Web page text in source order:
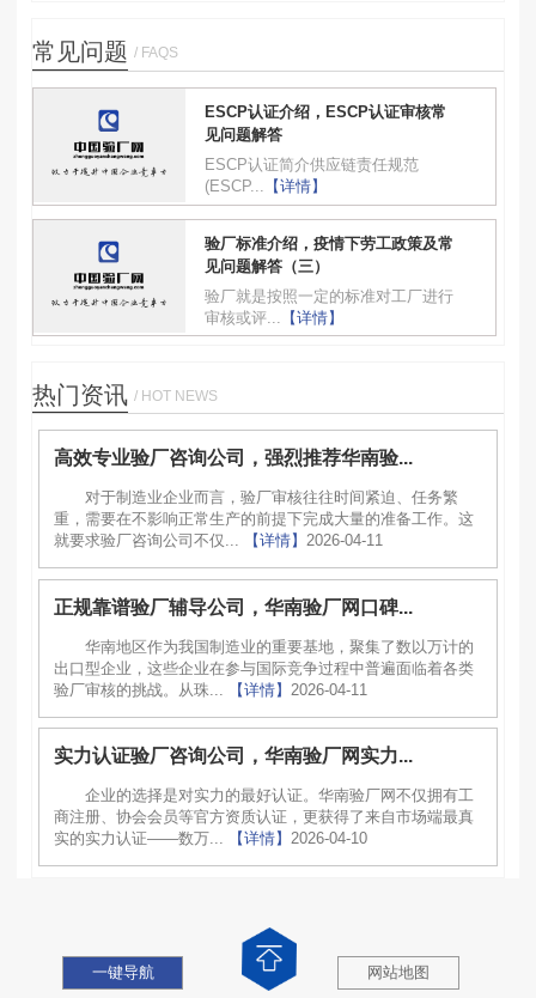
常见问题 / FAQS
ESCP认证介绍，ESCP认证审核常
见问题解答
ESCP认证简介供应链责任规范
(ESCP... 【详情】
验厂标准介绍，疫情下劳工政策及常
见问题解答（三）
验厂就是按照一定的标准对工厂进行
审核或评... 【详情】
热门资讯 / HOT NEWS
高效专业验厂咨询公司，强烈推荐华南验...
对于制造业企业而言，验厂审核往往时间紧迫、任务繁
重，需要在不影响正常生产的前提下完成大量的准备工作。这
就要求验厂咨询公司不仅...
【详情】 2026-04-11
正规靠谱验厂辅导公司，华南验厂网口碑...
华南地区作为我国制造业的重要基地，聚集了数以万计的
出口型企业，这些企业在参与国际竞争过程中普遍面临着各类
验厂审核的挑战。从珠...
【详情】 2026-04-11
实力认证验厂咨询公司，华南验厂网实力...
企业的选择是对实力的最好认证。华南验厂网不仅拥有工
商注册、协会会员等官方资质认证，更获得了来自市场端最真
实的实力认证——数万...
【详情】 2026-04-10
一键导航 网站地图